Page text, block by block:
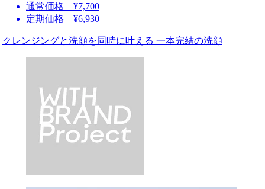
通常価格 ¥7,700
定期価格 ¥6,930
クレンジングと洗顔を同時に叶える 一本完結の洗顔